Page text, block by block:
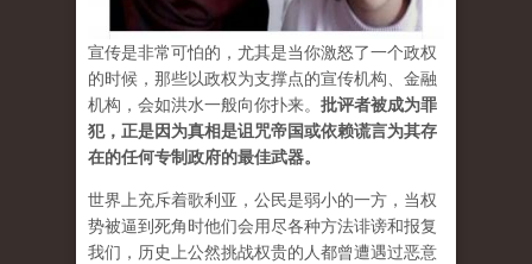
宣传是非常可怕的，尤其是当你激怒了一个政权
的时候，那些以政权为支撑点的宣传机构、金融
机构，会如洪水一般向你扑来。 批评者被成为罪
犯，正是因为真相是诅咒帝国或依赖谎言为其存
在的任何专制政府的最佳武器。
世界上充斥着歌利亚，公民是弱小的一方，当权
势被逼到死角时他们会用尽各种方法诽谤和报复
我们，历史上公然挑战权贵的人都曾遭遇过恶意